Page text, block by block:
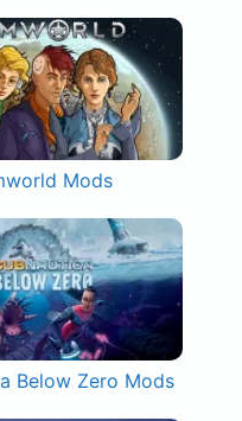
Mods
Below Zero Mods